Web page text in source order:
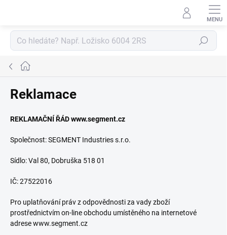
Hledat
Domů
Reklamace
REKLAMAČNÍ ŘÁD www.segment.cz
Společnost: SEGMENT Industries s.r.o.
Sídlo: Val 80, Dobruška 518 01
IČ: 27522016
Pro uplatňování práv z odpovědnosti za vady zboží
prostřednictvím on-line obchodu umístěného na internetové
adrese www.segment.cz